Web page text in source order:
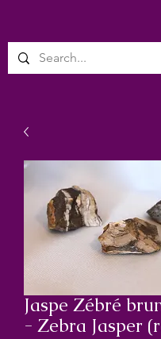
Jaspe Zébré
- Zebra Jasper